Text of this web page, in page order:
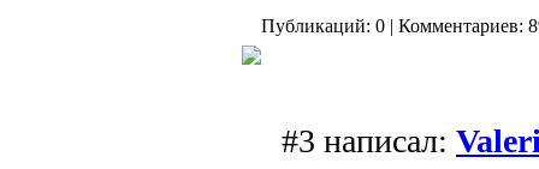
Публикаций: 0 | Комментариев:
#3 написал: